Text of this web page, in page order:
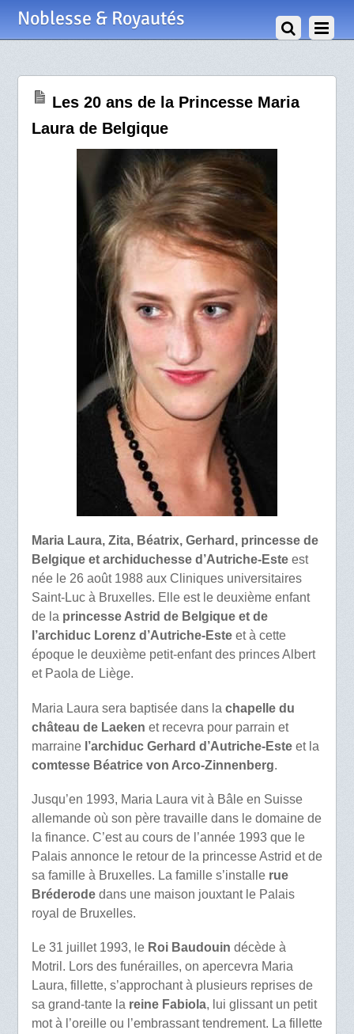
Noblesse & Royautés
Les 20 ans de la Princesse Maria
Laura de Belgique
Maria Laura, Zita, Béatrix, Gerhard, princesse de
Belgique et archiduchesse d’Autriche-Esteest
née le 26 août 1988 aux Cliniques universitaires
Saint-Luc à Bruxelles. Elle est le deuxième enfant
de la princesse Astrid de Belgique et de
l’archiduc Lorenz d’Autriche-Esteet à cette
époque le deuxième petit-enfant des princes Albert
et Paola de Liège.
Maria Laura sera baptisée dans la chapelle du
château de Laeken et recevra pour parrain et
marraine l’archiduc Gerhard d’Autriche-Esteet la
comtesse Béatrice von Arco-Zinnenberg.
Jusqu’en 1993, Maria Laura vit à Bâle en Suisse
allemande où son père travaille dans le domaine de
la finance. C’est au cours de l’année 1993 que le
Palais annonce le retour de la princesse Astrid et de
sa famille à Bruxelles. La famille s’installe rue
Bréderodedans une maison jouxtant le Palais
royal de Bruxelles.
Le 31 juillet 1993, le Roi Baudouin décède à
Motril. Lors des funérailles, on apercevra Maria
Laura, fillette, s’approchant à plusieurs reprises de
sa grand-tante la reine Fabiola, lui glissant un petit
mot à l’oreille ou l’embrassant tendrement. La fillette